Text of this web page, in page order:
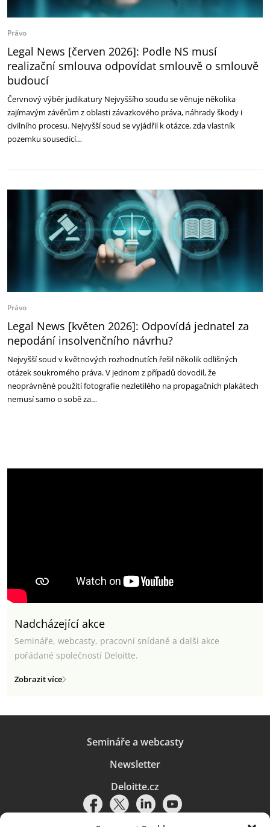
Právo
Legal News [červen 2026]: Podle NS musí
realizační smlouva odpovídat smlouvě o smlouvě
budoucí
Červnový výběr judikatury Nejvyššího soudu se věnuje několika
zajímavým závěrům z oblasti závazkového práva, náhrady škody i
civilního procesu. Nejvyšší soud se vyjádřil k otázce, zda vlastník
pozemku sousedící…
Právo
Legal News [květen 2026]: Odpovídá jednatel za
nepodání insolvenčního návrhu?
Nejvyšší soud v květnových rozhodnutích řešil několik odlišných
otázek soukromého práva. V jednom z případů dovodil, že
neoprávněné použití fotografie nezletilého na propagačních plakátech
nemusí samo o sobě za…
Nadcházející akce
Semináře, webcasty, pracovní snídaně a další akce
pořádané společností Deloitte.
Zobrazit více
Semináře a webcasty
Newsletter
Deloitte.cz